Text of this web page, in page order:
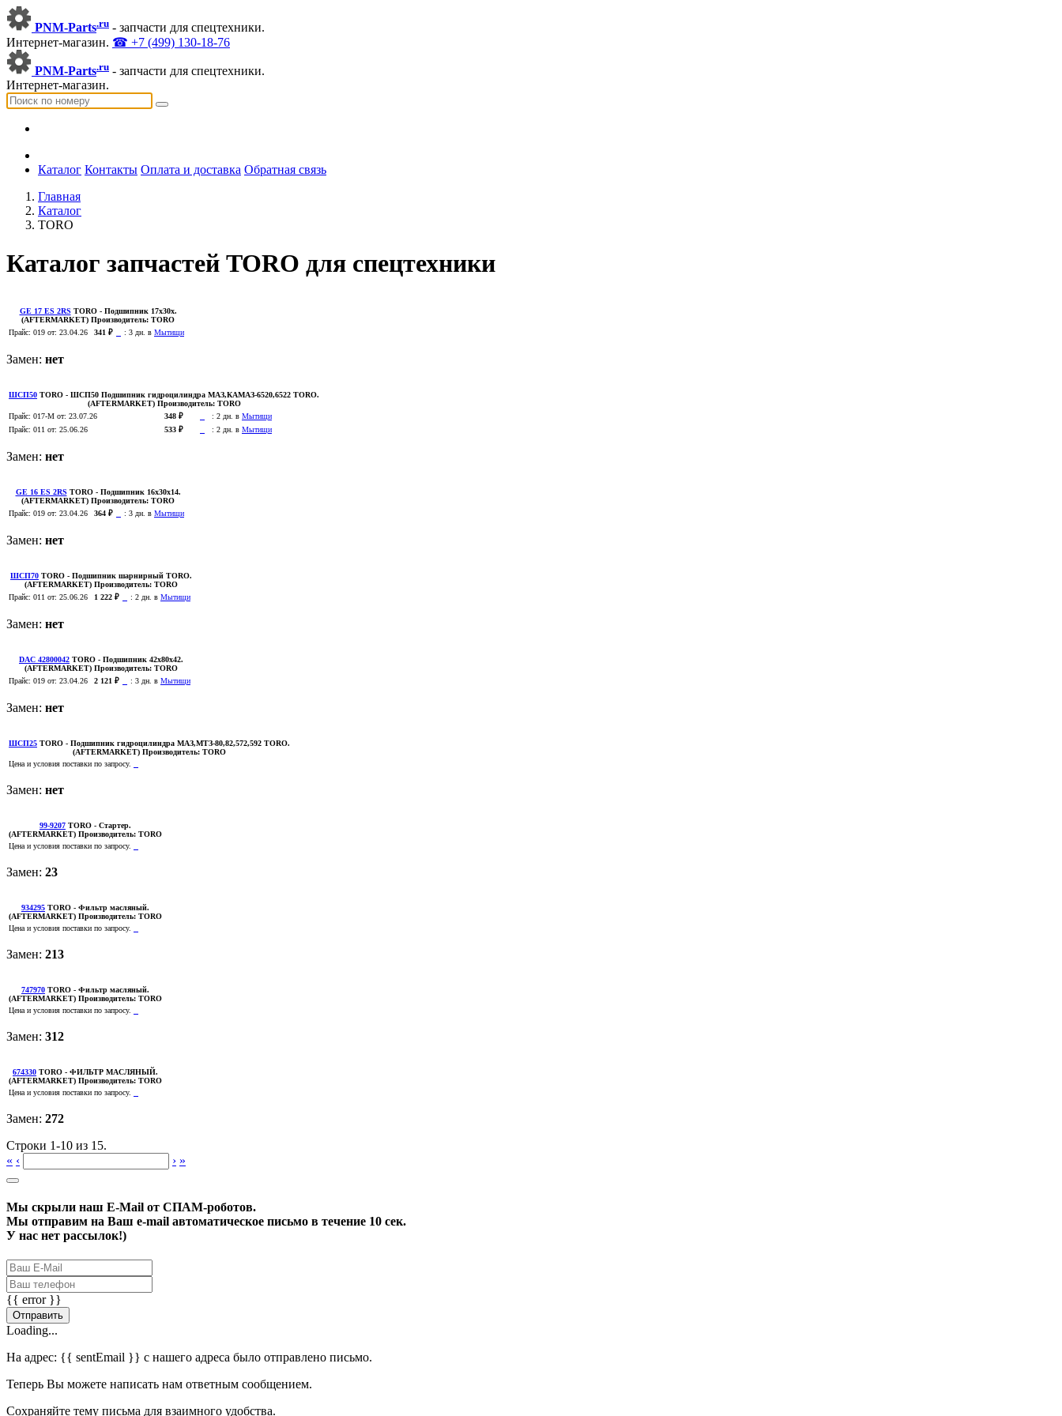
PNM-Parts.ru - запчасти для спецтехники.
Интернет-магазин. ☎ +7 (499) 130-18-76
PNM-Parts.ru - запчасти для спецтехники.
Интернет-магазин.
Каталог Контакты Оплата и доставка Обратная связь
Главная
Каталог
TORO
Каталог запчастей TORO для спецтехники
GE 17 ES 2RS TORO - Подшипник 17х30х.
(AFTERMARKET) Производитель: TORO
Прайс: 019 от: 23.04.26 341 ₽ : 3 дн. в Мытищи
Замен: нет
ШСП50 TORO - ШСП50 Подшипник гидроцилиндра МАЗ,КАМАЗ-6520,6522 TORO.
(AFTERMARKET)Производитель: TORO
Прайс: 017-M от: 23.07.26 348 ₽ : 2 дн. в Мытищи
Прайс: 011 от: 25.06.26 533 ₽ : 2 дн. в Мытищи
Замен: нет
GE 16 ES 2RS TORO - Подшипник 16х30х14.
(AFTERMARKET) Производитель: TORO
Прайс: 019 от: 23.04.26 364 ₽ : 3 дн. в Мытищи
Замен: нет
ШСП70 TORO - Подшипник шарнирный TORO.
(AFTERMARKET) Производитель: TORO
Прайс: 011 от: 25.06.26 1 222 ₽ : 2 дн. в Мытищи
Замен: нет
DAC 42800042 TORO - Подшипник 42х80х42.
(AFTERMARKET) Производитель: TORO
Прайс: 019 от: 23.04.26 2 121 ₽ : 3 дн. в Мытищи
Замен: нет
ШСП25 TORO - Подшипник гидроцилиндра МАЗ,МТЗ-80,82,572,592 TORO.
(AFTERMARKET) Производитель: TORO
Цена и условия поставки по запросу.
Замен: нет
99-9207 TORO - Стартер.
(AFTERMARKET) Производитель: TORO
Цена и условия поставки по запросу.
Замен: 23
934295 TORO - Фильтр масляный.
(AFTERMARKET) Производитель: TORO
Цена и условия поставки по запросу.
Замен: 213
747970 TORO - Фильтр масляный.
(AFTERMARKET) Производитель: TORO
Цена и условия поставки по запросу.
Замен: 312
674330 TORO - ФИЛЬТР МАСЛЯНЫЙ.
(AFTERMARKET) Производитель: TORO
Цена и условия поставки по запросу.
Замен: 272
Строки 1-10 из 15.
« ‹ › »
Мы скрыли наш E-Mail от СПАМ-роботов.
Мы отправим на Ваш e-mail автоматическое письмо в течение 10 сек.
У нас нет рассылок!)
{{ error }}
Отправить
Loading...
На адрес: {{ sentEmail }} с нашего адреса было отправлено письмо.
Теперь Вы можете написать нам ответным сообщением.
Сохраняйте тему письма для взаимного удобства.